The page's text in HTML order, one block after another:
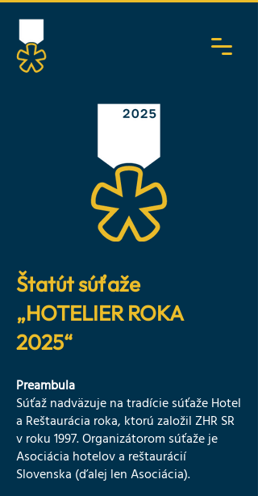
Štatút súťaže
„HOTELIER ROKA
2025“
Preambula
Súťaž nadväzuje na tradície súťaže Hotel
a Reštaurácia roka, ktorú založil ZHR SR
v roku 1997. Organizátorom súťaže je
Asociácia hotelov a reštaurácií
Slovenska (ďalej len Asociácia).